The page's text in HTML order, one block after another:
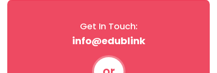
Get In Touch:
info@edublink